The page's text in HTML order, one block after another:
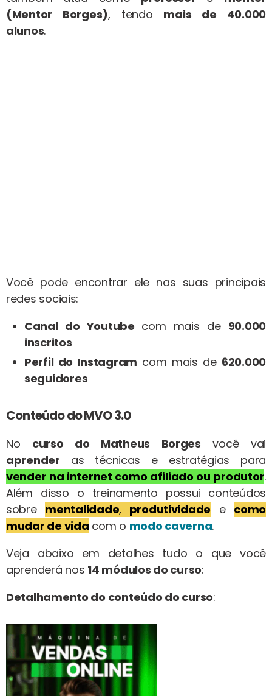
(Mentor Borges), tendo mais de 40.000
alunos.
Você pode encontrar ele nas suas principais
redes sociais:
Canal do Youtube com mais de 90.000
inscritos
Perfil do Instagram com mais de 620.000
seguidores
Conteúdo do MVO 3.0
No curso do Matheus Borges você vai
aprender as técnicas e estratégias para
vender na internet como afiliado ou produtor.
Além disso o treinamento possui conteúdos
sobre mentalidade, produtividade e como
mudar de vida com o modo caverna.
Veja abaixo em detalhes tudo o que você
aprenderá nos 14 módulos do curso:
Detalhamento do conteúdo do curso: